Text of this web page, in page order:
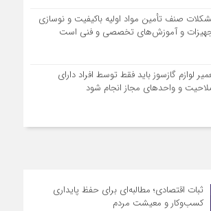
صنف تأمین مواد اولیه باکیفیت و نوسازی
و آموزش‌های تخصصی و فنی است
لوازم گازسوز باید فقط توسط افراد دارای
و واحدهای مجاز انجام شود
ثبات اقتصادی؛ مطالبه‌ای برای حفظ پایداری
کسب‌وکار و معیشت مردم